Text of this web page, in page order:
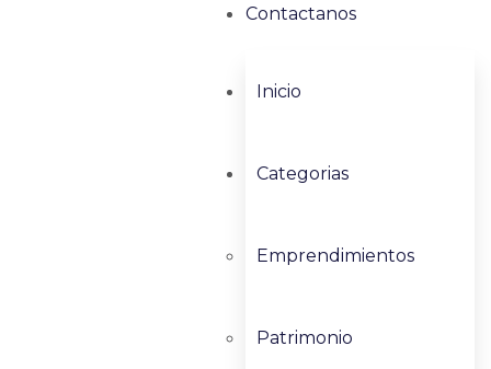
Contactanos
Inicio
Categorias
Emprendimientos
Patrimonio